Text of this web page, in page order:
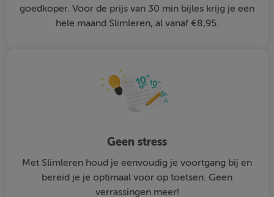
goedkoper. Voor de prijs van 30 min bijles krijg je een
hele maand Slimleren, al vanaf €8,95.
Geen stress
Met Slimleren houd je eenvoudig je voortgang bij en
bereid je je optimaal voor op toetsen. Geen
verrassingen meer!